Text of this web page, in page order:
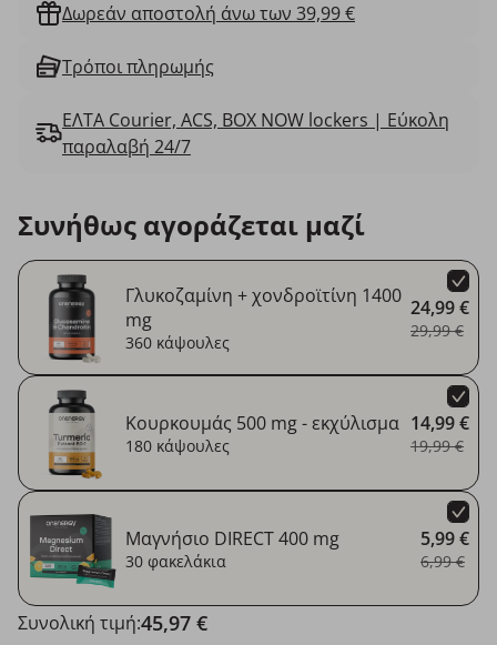
Δωρεάν αποστολή άνω των 39,99 €
Τρόποι πληρωμής
ΕΛΤΑ Courier, ACS, BOX NOW lockers | Εύκολη
παραλαβή 24/7
Συνήθως αγοράζεται μαζί
Γλυκοζαμίνη + χονδροϊτίνη 1400
mg
360 κάψουλες
24,99 €
29,99 €
Κουρκουμάς 500 mg - εκχύλισμα
180 κάψουλες
14,99 €
19,99 €
Μαγνήσιο DIRECT 400 mg
30 φακελάκια
5,99 €
6,99 €
Συνολική τιμή:45,97 €